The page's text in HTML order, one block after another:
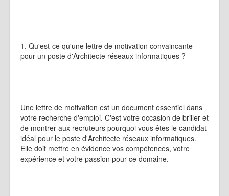
1. Qu'est-ce qu'une lettre de motivation convaincante
pour un poste d'Architecte réseaux informatiques ?
Une lettre de motivation est un document essentiel dans
votre recherche d'emploi. C'est votre occasion de briller et
de montrer aux recruteurs pourquoi vous êtes le candidat
idéal pour le poste d'Architecte réseaux informatiques.
Elle doit mettre en évidence vos compétences, votre
expérience et votre passion pour ce domaine.